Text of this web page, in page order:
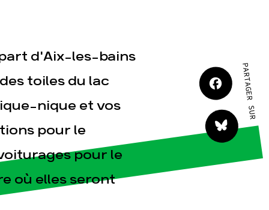
d'Aix-les-bains
toiles du lac
nique et vos
pour le
pour le
où elles seront
PARTAGER SUR